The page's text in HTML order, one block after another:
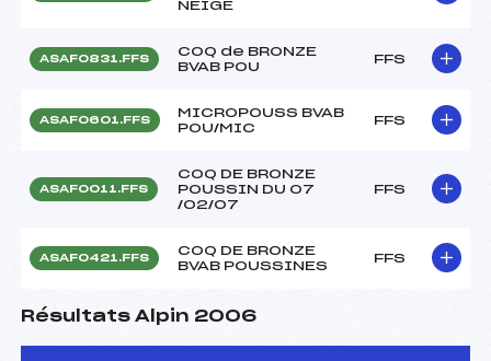
NEIGE
ASAF0831.FFS
COQ de BRONZE
BVAB POU
FFS
ASAF0601.FFS
MICROPOUSS BVAB
POU/MIC
FFS
ASAF0011.FFS
COQ DE BRONZE
POUSSIN DU 07
/02/07
FFS
ASAF0421.FFS
COQ DE BRONZE
BVAB POUSSINES
FFS
Résultats Alpin 2006